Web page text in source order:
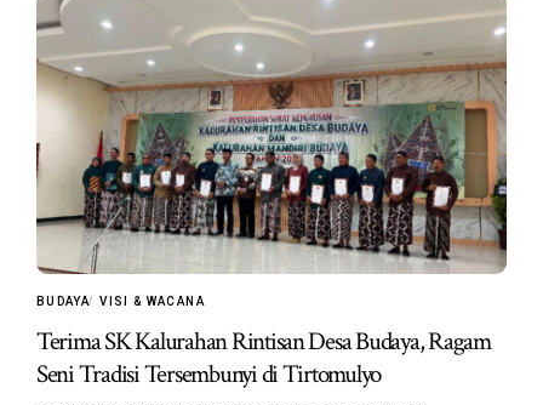
BUDAYA VISI & WACANA
Terima SK Kalurahan Rintisan Desa Budaya, Ragam
Seni Tradisi Tersembunyi di Tirtomulyo